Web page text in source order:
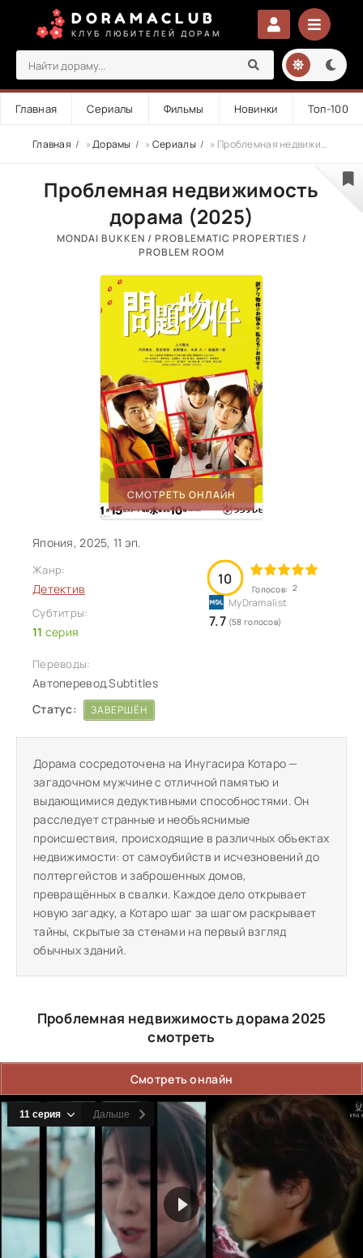
DORAMACLUB
КЛУБ ЛЮБИТЕЛЕЙ ДОРАМ
Главная Сериалы Фильмы Новинки Топ-100
Главная »Дорамы » Сериалы » Проблемная недвижимость
Проблемная недвижимость
дорама (2025)
MONDAI BUKKEN / PROBLEMATIC PROPERTIES /
PROBLEM ROOM
СМОТРЕТЬ ОНЛАЙН
Япония, 2025, 11 эп.
Жанр:
Детектив
Субтитры:
11 серия
10
Голосов: 2
7.7 (58 голосов)
Переводы:
Автоперевод.Subtitles
Статус:
ЗАВЕРШЁН
Дорама сосредоточена на Инугасира Котаро —
загадочном мужчине с отличной памятью и
выдающимися дедуктивными способностями. Он
расследует странные и необъяснимые
происшествия, происходящие в различных объектах
недвижимости: от самоубийств и исчезновений до
полтергейстов и заброшенных домов,
превращённых в свалки. Каждое дело открывает
новую загадку, а Котаро шаг за шагом раскрывает
тайны, скрытые за стенами на первый взгляд
обычных зданий.
Проблемная недвижимость дорама 2025
смотреть
Смотреть онлайн